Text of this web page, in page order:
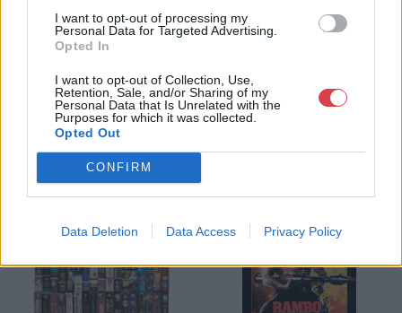
I want to opt-out of processing my
Personal Data for Targeted Advertising.
Opted In
I want to opt-out of Collection, Use,
Retention, Sale, and/or Sharing of my
Personal Data that Is Unrelated with the
Purposes for which it was collected.
Opted Out
CONFIRM
Data Deletion Data Access Privacy Policy
KAPCSOLÓDÓ MŰTÁRGYAK